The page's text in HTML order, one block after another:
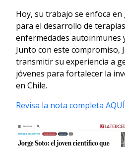
Hoy, su trabajo se enfoca
para el desarrollo de
enfermedades autoinmunes
Junto con este compromiso,
transmitir su experiencia a
jóvenes para fortalecer la
en Chile.
Revisa la nota completa